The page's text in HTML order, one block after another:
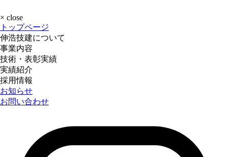
× close
トップページ
伸浩技建について
事業内容
技術・表彰実績
実績紹介
採用情報
お知らせ
お問い合わせ